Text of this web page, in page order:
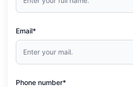
Email*
Phone number*